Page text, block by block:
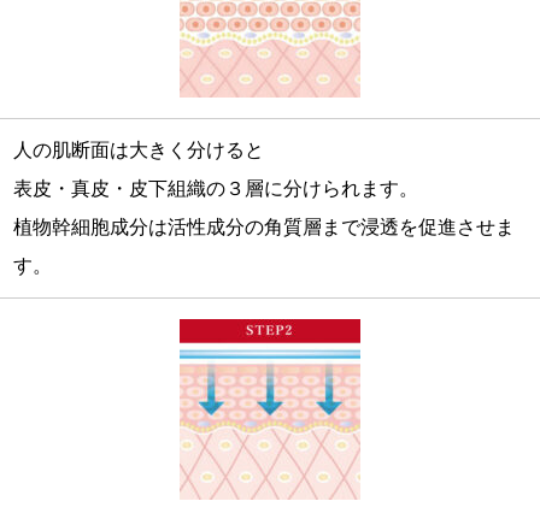
人の肌断面は大きく分けると
表皮・真皮・皮下組織の３層に分けられます。
植物幹細胞成分は活性成分の角質層まで浸透を促進させま
す。